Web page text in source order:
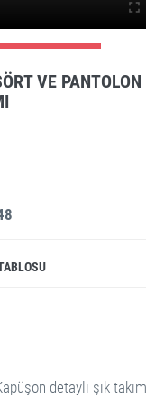
VE
detaylı şık